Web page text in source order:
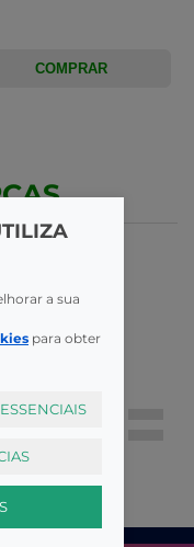
COMPRAR
a sua
para obter